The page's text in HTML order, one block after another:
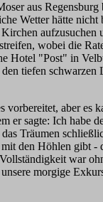
aus Regensburg
Wetter hätte nicht
aufzusuchen
wobei die
Hotel "Post" in
tiefen schwarzen
aber es
er sagte: Ich habe
Träumen
den Höhlen gibt -
war
morgige